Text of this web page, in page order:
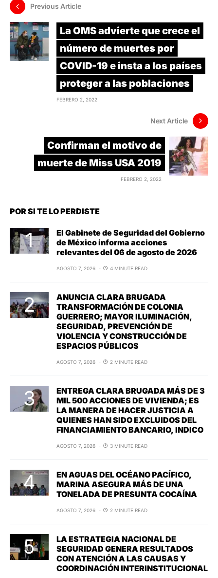
Previous Article
La OMS advierte que crece el
número de muertes por
COVID-19 e insta a los países
proteger a las poblaciones
FEBRERO 2, 2022
Next Article
Confirman el motivo de
muerte de Miss USA 2019
FEBRERO 2, 2022
POR SI TE LO PERDISTE
El Gabinete de Seguridad del Gobierno
de México informa acciones
relevantes del 06 de agosto de 2026
AGOSTO 7, 2026 4 MINUTE READ
ANUNCIA CLARA BRUGADA
TRANSFORMACIÓN DE COLONIA
GUERRERO; MAYOR ILUMINACIÓN,
SEGURIDAD, PREVENCIÓN DE
VIOLENCIA Y CONSTRUCCIÓN DE
ESPACIOS PÚBLICOS
AGOSTO 7, 2026 2 MINUTE READ
ENTREGA CLARA BRUGADA MÁS DE 3
MIL 500 ACCIONES DE VIVIENDA; ES
LA MANERA DE HACER JUSTICIA A
QUIENES HAN SIDO EXCLUIDOS DEL
FINANCIAMIENTO BANCARIO, INDICO
AGOSTO 7, 2026 3 MINUTE READ
EN AGUAS DEL OCÉANO PACÍFICO,
MARINA ASEGURA MÁS DE UNA
TONELADA DE PRESUNTA COCAÍNA
AGOSTO 7, 2026 2 MINUTE READ
LA ESTRATEGIA NACIONAL DE
SEGURIDAD GENERA RESULTADOS
CON ATENCIÓN A LAS CAUSAS Y
COORDINACIÓN INTERINSTITUCIONAL